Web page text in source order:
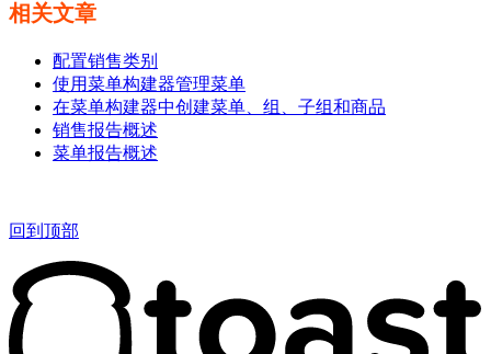
相关文章
配置销售类别
使用菜单构建器管理菜单
在菜单构建器中创建菜单、组、子组和商品
销售报告概述
菜单报告概述
回到顶部